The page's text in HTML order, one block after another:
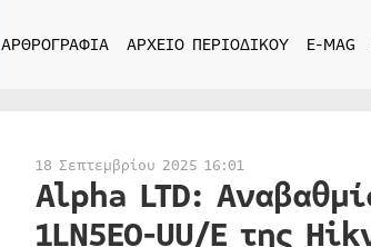
ΑΡΘΡΟΓΡΑΦΙΑ ΑΡΧΕΙΟ ΠΕΡΙΟΔΙΚΟΥ E-MAG
18 Σεπτεμβρίου 2025 16:01
Alpha LTD:
1LN5EO-UU/E της